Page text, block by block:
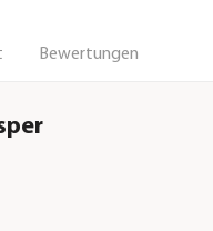
Bewertungen